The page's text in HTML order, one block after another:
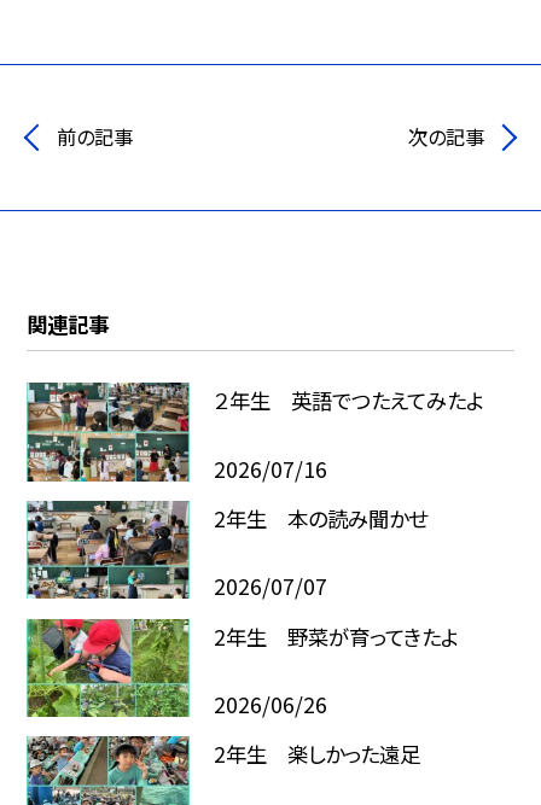
前の記事 次の記事
関連記事
２年生 英語でつたえてみたよ
2026/07/16
2年生 本の読み聞かせ
2026/07/07
2年生 野菜が育ってきたよ
2026/06/26
2年生 楽しかった遠足